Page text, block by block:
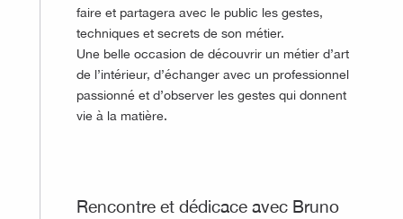
faire et partagera avec le public les gestes,
techniques et secrets de son métier.
Une belle occasion de découvrir un métier d’art
de l’intérieur, d’échanger avec un professionnel
passionné et d’observer les gestes qui donnent
vie à la matière.
Rencontre et dédicace avec Bruno